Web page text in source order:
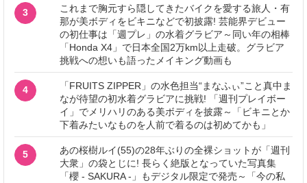
3
これまで胸元すら隠してきたバイクを愛する旅人・有
那が美ボディをビキニなどで初披露! 芸能界デビュー
の初仕事は「週プレ」の水着グラビア～同い年の相棒
「Honda X4」で日本全国2万km以上走破。グラビア
挑戦への想いも語ったメイキング動画も
4
「FRUITS ZIPPER」の水色担当“まなふぃ”こと真中ま
なが待望の初水着グラビアに挑戦! 「週刊プレイボー
イ」でメリハリのある美ボディを披露～「ビキニとか
下着みたいなものを人前で着るのは初めてかも」
5
あの桜樹ルイ(55)の28年ぶりの全裸ショットが「週刊
大衆」の袋とじに! 長らく絶版となっていた写真集
「櫻 - SAKURA -」もデジタル限定で発売～「今の私